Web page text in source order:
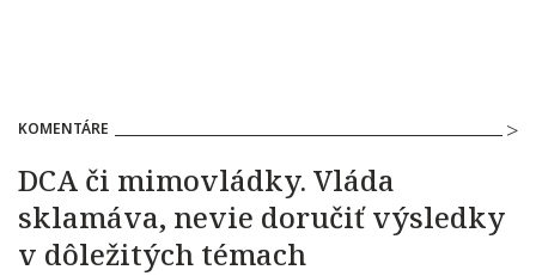
KOMENTÁRE
DCA či mimovládky. Vláda
sklamáva, nevie doručiť výsledky
v dôležitých témach